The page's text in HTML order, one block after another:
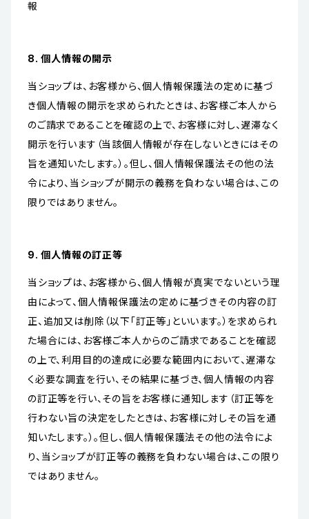
報
8. 個人情報の開示
当ショップは、お客様から、個人情報保護法の定めに基づ
き個人情報の開示を求められたときは、お客様ご本人から
のご請求であることを確認の上で、お客様に対し、遅滞なく
開示を行います（当該個人情報が存在しないときにはその
旨を通知いたします。）。但し、個人情報保護法その他の法
令により、当ショップが開示の義務を負わない場合は、この
限りではありません。
9. 個人情報の訂正等
当ショップは、お客様から、個人情報が真実でないという理
由によって、個人情報保護法の定めに基づきその内容の訂
正、追加又は削除（以下「訂正等」といいます。）を求められ
た場合には、お客様ご本人からのご請求であることを確認
の上で、利用目的の達成に必要な範囲内において、遅滞な
く必要な調査を行い、その結果に基づき、個人情報の内容
の訂正等を行い、その旨をお客様に通知します（訂正等を
行わない旨の決定をしたときは、お客様に対しその旨を通
知いたします。）。但し、個人情報保護法その他の法令によ
り、当ショップが訂正等の義務を負わない場合は、この限り
ではありません。